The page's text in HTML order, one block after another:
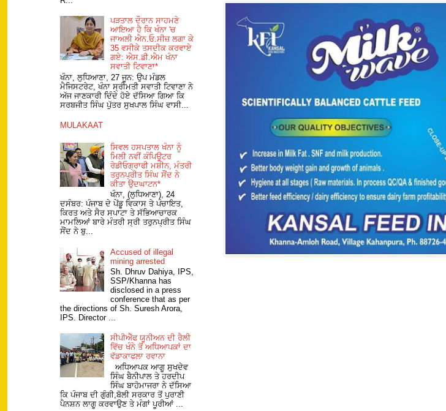
ਪੜਤਾਲ ਦੌਰਾਨ ਸਾਹਮਣੇ
ਆਇਆ ਹੈ ਕਿ ਖੰਨਾ 'ਚ
ਜਾਅਲੀ ਐਨ.ਓ.ਸੀਜ਼ ਲਗਾ ਕੇ
35 ਵਸੀਕੇ ਤਸਦੀਕ ਕਰਵਾਏ
ਗਏ: ਐਸ.ਡੀ.ਐਮ ਖੰਨਾ
ਸਵਾਤੀ ਟਿਵਾਣਾ*
ਖੰਨਾ, ਲੁਧਿਆਣਾ, 27 ਜੂਨ: ਉਪ ਮੰਡਲ
ਮੈਜਿਸਟਰੇਟ, ਖੰਨਾ ਸ੍ਰੀਮਤੀ ਸਵਾਤੀ ਟਿਵਾਣਾ ਨੇ
ਅੱਜ ਜਾਣਕਾਰੀ ਦਿੰਦੇ ਹੋਏ ਦੱਸਿਆ ਗਿਆ ਕਿ
ਸਰਬਜੀਤ ਸਿੰਘ ਪੁੱਤਰ ਸੁਖਪਾਲ ਸਿੰਘ ਵਾਸੀ...
MULAKAAT
ਸਿਵਲ ਹਸਪਤਾਲ ਖੰਨਾ ਨੂੰ
ਮਿਲੀ ਨਵੀਂ ਕੰਪਿਊਟਰ
ਰੇਡੀਓਗ੍ਰਾਫੀ ਮਸ਼ੀਨ, ਮੰਤਰੀ
ਤਰੁਨਪ੍ਰੀਤ ਸਿੰਘ ਸੌਂਦ ਨੇ
ਕੀਤਾ ਉਦਘਾਟਨ*
ਖੰਨਾ, (ਲੁਧਿਆਣਾ), 24
ਦਸੰਬਰ: ਪੰਜਾਬ ਦੇ ਪੇਂਡੂ ਵਿਕਾਸ ਤੇ ਪੰਚਾਇਤ,
ਕਿਰਤ ਅਤੇ ਸੈਰ ਸਪਾਟਾ ਤੇ ਸੱਭਿਆਚਾਰਕ
ਮਾਮਲਿਆਂ ਬਾਰੇ ਮੰਤਰੀ ਸ੍ਰੀ ਤਰੁਨਪ੍ਰੀਤ ਸਿੰਘ
ਸੌਂਦ ਨੇ ਬੁ...
Accused of illegal
mining arrested
Sh. Dhruv Dahiya, IPS,
SSP/Khanna has
disclosed in a press
conference that as per
the directions of Sh. Suresh Arora,
IPS. Director ...
ਸੀਪੀਐੱਫ ਯੂਨੀਅਨ ਦੀ ਰੈਲੀ
ਵਿੱਚ ਖੰਨੇ ਤੋਂ ਅਧਿਆਪਕਾਂ ਦਾ
ਵੱਡਾਕਾਫਲਾ ਰਵਾਨਾ
ਅਧਿਆਪਕ ਆਗੂ ਸੁਖਦੇਵ
ਸਿੰਘ ਬੈਨੀਪਾਲ ਤੇ ਹਰਦੀਪ
ਸਿੰਘ ਬਾਹੋਮਾਜਰਾ ਨੇ ਦੱਸਿਆ
ਕਿ ਪੰਜਾਬ ਦੀ ਗੁੰਗੀ,ਬੋਲੀ ਸਰਕਾਰ ਤੋਂ ਪੁਰਾਣੀ
ਪੈਨਸ਼ਨ ਲਾਗੂ ਕਰਵਾਉਣ ਤੇ ਮੰਗਾਂ ਪੂਰੀਆਂ ...